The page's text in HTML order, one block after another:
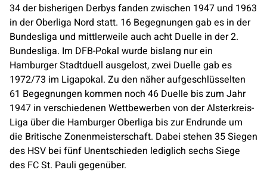
34 der bisherigen Derbys fanden zwischen 1947 und 1963
in der Oberliga Nord statt. 16 Begegnungen gab es in der
Bundesliga und mittlerweile auch acht Duelle in der 2.
Bundesliga. Im DFB-Pokal wurde bislang nur ein
Hamburger Stadtduell ausgelost, zwei Duelle gab es
1972/73 im Ligapokal. Zu den näher aufgeschlüsselten
61 Begegnungen kommen noch 46 Duelle bis zum Jahr
1947 in verschiedenen Wettbewerben von der Alsterkreis-
Liga über die Hamburger Oberliga bis zur Endrunde um
die Britische Zonenmeisterschaft. Dabei stehen 35 Siegen
des HSV bei fünf Unentschieden lediglich sechs Siege
des FC St. Pauli gegenüber.